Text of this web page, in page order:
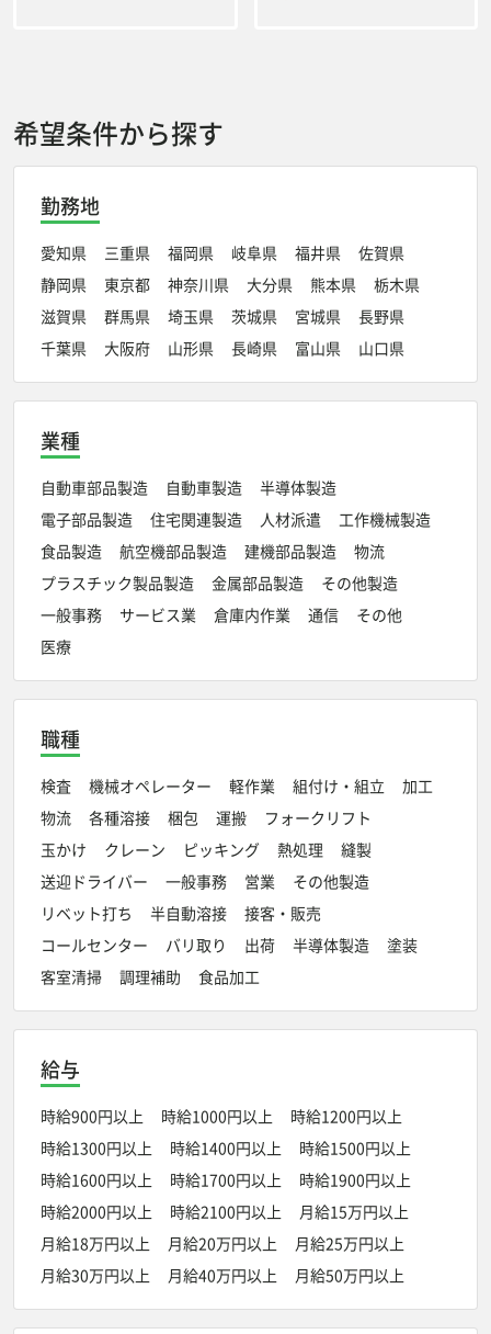
希望条件から探す
勤務地
愛知県 三重県 福岡県 岐阜県 福井県
佐賀県
静岡県
東京都 神奈川県 大分県 熊本県
栃木県
滋賀県
群馬県 埼玉県 茨城県 宮城県
長野県
千葉県
大阪府 山形県 長崎県 富山県 山口県
業種
自動車部品製造 自動車製造
半導体製造
電子部品製造
住宅関連製造 人材派遣
工作機械製造
食品製造
航空機部品製造 建機部品製造
物流
プラスチック製品製造
金属部品製造
その他製造
一般事務
サービス業 倉庫内作業 通信
その他
医療
職種
検査 機械オペレーター 軽作業 組付け・組立
加工
物流
各種溶接 梱包 運搬
フォークリフト
玉かけ
クレーン ピッキング 熱処理
縫製
送迎ドライバー
一般事務 営業
その他製造
リベット打ち
半自動溶接
接客・販売
コールセンター
バリ取り 出荷 半導体製造
塗装
客室清掃
調理補助 食品加工
給与
時給900円以上 時給1000円以上
時給1200円以上
時給1300円以上
時給1400円以上
時給1500円以上
時給1600円以上
時給1700円以上
時給1900円以上
時給2000円以上
時給2100円以上
月給15万円以上
月給18万円以上
月給20万円以上
月給25万円以上
月給30万円以上
月給40万円以上 月給50万円以上